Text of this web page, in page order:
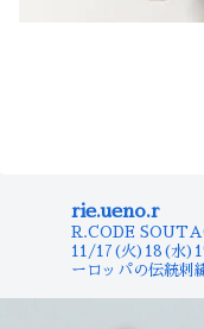
rie.ueno.r
R.CODE
11/17(火)18(水
ーロッパの伝統刺